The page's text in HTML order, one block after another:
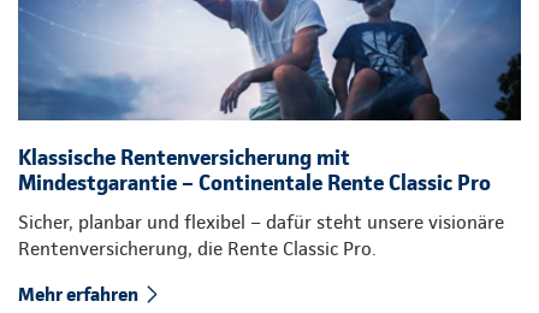
Klassische Rentenversicherung mit
Mindestgarantie – Continentale Rente Classic Pro
Sicher, planbar und flexibel – dafür steht unsere visionäre
Rentenversicherung, die Rente Classic Pro.
Mehr erfahren